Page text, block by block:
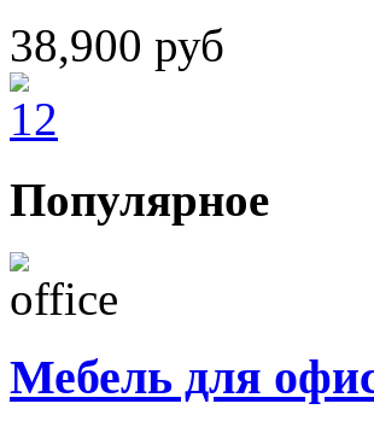
38,900 руб
Популярное
Мебель для